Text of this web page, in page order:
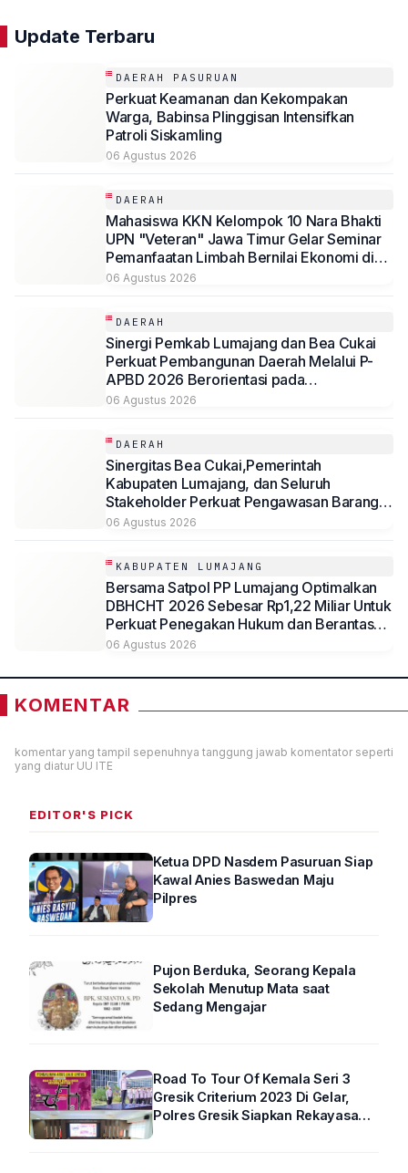
Update Terbaru
DAERAH PASURUAN
Perkuat Keamanan dan Kekompakan
Warga, Babinsa Plinggisan Intensifkan
Patroli Siskamling
06 Agustus 2026
DAERAH
Mahasiswa KKN Kelompok 10 Nara Bhakti
UPN "Veteran" Jawa Timur Gelar Seminar
Pemanfaatan Limbah Bernilai Ekonomi di
Desa Mojoduwur
06 Agustus 2026
DAERAH
Sinergi Pemkab Lumajang dan Bea Cukai
Perkuat Pembangunan Daerah Melalui P-
APBD 2026 Berorientasi pada
Kesejahteraan Masyarakat
06 Agustus 2026
DAERAH
Sinergitas Bea Cukai,Pemerintah
Kabupaten Lumajang, dan Seluruh
Stakeholder Perkuat Pengawasan Barang
Kena Cukai Ilegal Melalui Pemanfaatan
06 Agustus 2026
KABUPATEN LUMAJANG
Bersama Satpol PP Lumajang Optimalkan
DBHCHT 2026 Sebesar Rp1,22 Miliar Untuk
Perkuat Penegakan Hukum dan Berantas
Rokok Ilegal
06 Agustus 2026
KOMENTAR
komentar yang tampil sepenuhnya tanggung jawab komentator seperti
yang diatur UU ITE
EDITOR'S PICK
Ketua DPD Nasdem Pasuruan Siap
Kawal Anies Baswedan Maju
Pilpres
Pujon Berduka, Seorang Kepala
Sekolah Menutup Mata saat
Sedang Mengajar
Road To Tour Of Kemala Seri 3
Gresik Criterium 2023 Di Gelar,
Polres Gresik Siapkan Rekayasa